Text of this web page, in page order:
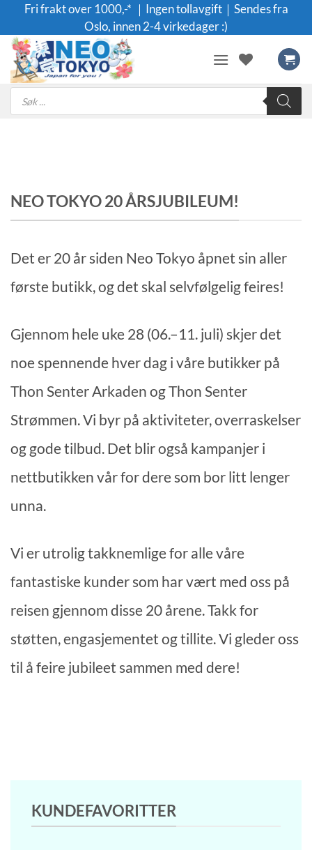
content
Fri frakt over 1000,-* ｜Ingen tollavgift｜Sendes fra
Oslo, innen 2-4 virkedager :)
Products
search
NEO TOKYO 20 ÅRSJUBILEUM!
Det er 20 år siden Neo Tokyo åpnet sin aller
første butikk, og det skal selvfølgelig feires!
Gjennom hele uke 28 (06.–11. juli) skjer det
noe spennende hver dag i våre butikker på
Thon Senter Arkaden og Thon Senter
Strømmen. Vi byr på aktiviteter, overraskelser
og gode tilbud. Det blir også kampanjer i
nettbutikken vår for dere som bor litt lenger
unna.
Vi er utrolig takknemlige for alle våre
fantastiske kunder som har vært med oss på
reisen gjennom disse 20 årene. Takk for
støtten, engasjementet og tillite. Vi gleder oss
til å feire jubileet sammen med dere!
KUNDE­FAVORITTER